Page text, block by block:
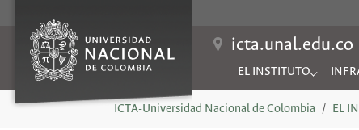
icta.unal.edu.co
EL INSTITUTO
Submenu for "EL
You are here:
ICTA-Universidad Nacional de Colombia
EL